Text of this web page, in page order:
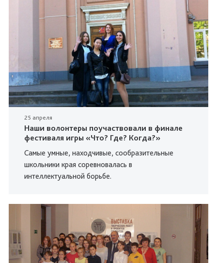
25 апреля
Наши волонтеры поучаствовали в финале
фестиваля игры «Что? Где? Когда?»
Самые умные, находчивые, сообразительные
школьники края соревновалась в
интеллектуальной борьбе.